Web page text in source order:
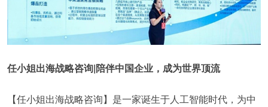
任小姐出海战略咨询|陪伴中国企业，成为世界顶流
【任小姐出海战略咨询】是一家诞生于人工智能时代，为中